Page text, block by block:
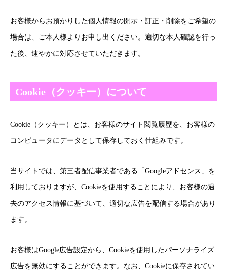
お客様からお預かりした個人情報の開示・訂正・削除をご希望の
場合は、ご本人様よりお申し出ください。適切な本人確認を行っ
た後、速やかに対応させていただきます。
Cookie（クッキー）について
Cookie（クッキー）とは、お客様のサイト閲覧履歴を、お客様の
コンピュータにデータとして保存しておく仕組みです。
当サイトでは、第三者配信事業者である「Googleアドセンス」を
利用しておりますが、Cookieを使用することにより、お客様の過
去のアクセス情報に基づいて、適切な広告を配信する場合があり
ます。
お客様はGoogle広告設定から、Cookieを使用したパーソナライズ
広告を無効にすることができます。なお、Cookieに保存されてい